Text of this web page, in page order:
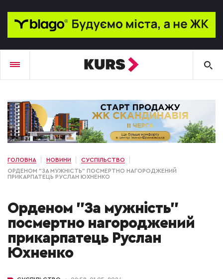
ГОЛОВНА НОВИНИ
СУСПІЛЬСТВО
ОРДЕНОМ "ЗА МУЖНІСТЬ" ПОСМЕРТНО НАГОРОДЖЕНИЙ
ПРИКАРПАТЕЦЬ РУСЛАН ЮХНЕНКО
Орденом "За мужність"
посмертно нагороджений
прикарпатець Руслан
Юхненко